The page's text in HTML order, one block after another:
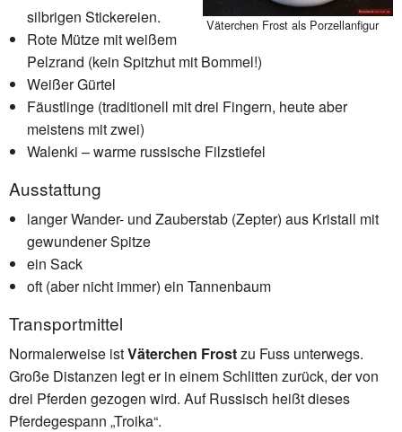
Väterchen Frost als Porzellanfigur
silbrigen Stickereien.
Rote Mütze mit weißem
Pelzrand (kein Spitzhut mit Bommel!)
Weißer Gürtel
Fäustlinge (traditionell mit drei Fingern, heute aber
meistens mit zwei)
Walenki – warme russische Filzstiefel
Ausstattung
langer Wander- und Zauberstab (Zepter) aus Kristall mit
gewundener Spitze
ein Sack
oft (aber nicht immer) ein Tannenbaum
Transportmittel
Normalerweise istVäterchen Frostzu Fuss unterwegs.
Große Distanzen legt er in einem Schlitten zurück, der von
drei Pferden gezogen wird. Auf Russisch heißt dieses
Pferdegespann „Troika“.